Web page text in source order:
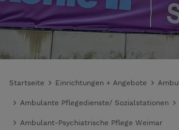
Startseite Einrichtungen + Angebote
Ambulante Pflegedienste/ Sozialstationen
Ambulant-Psychiatrische Pflege Weimar